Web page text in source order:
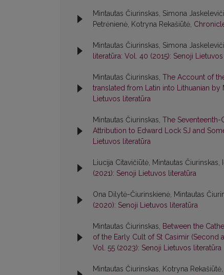
Mintautas Čiurinskas, Simona
Petrėnienė, Kotryna Rekašiūtė,
Mintautas Čiurinskas, Simona
literatūra: Vol. 40 (2015): Senoji
Mintautas Čiurinskas, The Account of
translated from Latin into Lithuanian by
Lietuvos literatūra
Mintautas Čiurinskas, The Seventeenth-
Attribution to Edward Lock SJ and
Lietuvos literatūra
Liucija Citavičiūtė, Mintautas Čiurinskas,
(2021): Senoji Lietuvos literatūra
Ona Dilytė-Čiurinskienė, Mintautas
(2020): Senoji Lietuvos literatūra
Mintautas Čiurinskas, Between the
of the Early Cult of St Casimir (Second
Vol. 55 (2023): Senoji Lietuvos literatūra
Mintautas Čiurinskas, Kotryna